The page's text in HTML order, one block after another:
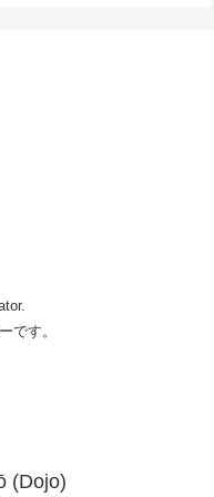
です。
(Dojo)